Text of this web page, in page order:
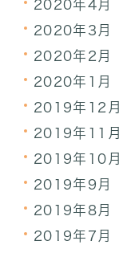
2020年4月
2020年3月
2020年2月
2020年1月
2019年12月
2019年11月
2019年10月
2019年9月
2019年8月
2019年7月